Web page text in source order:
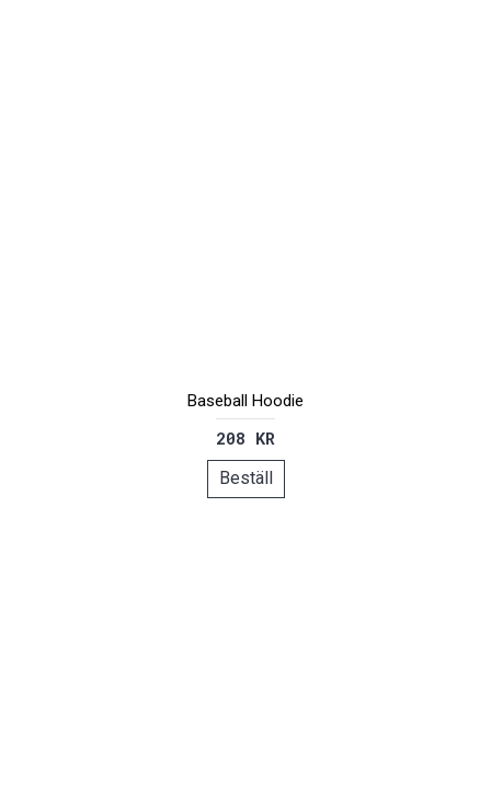
Baseball Hoodie
208 KR
Beställ